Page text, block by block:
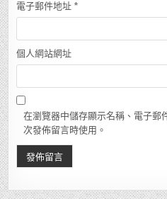
電子郵件地址 *
個人網站網址
在瀏覽器中儲存顯示名稱、電子郵
次發佈留言時使用。